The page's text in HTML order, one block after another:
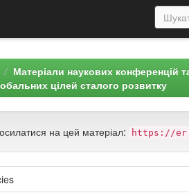
Матеріали наукових конференцій
цілей сталого розвитку
на цей матеріал: https://